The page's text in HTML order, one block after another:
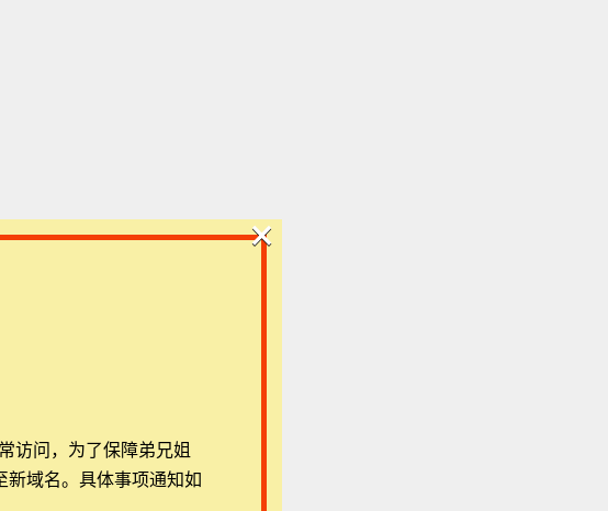
访问， 为了保障弟兄姐
新域名。具体事项通知如
×